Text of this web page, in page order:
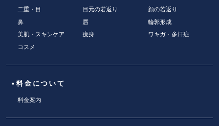
二重・目 目元の若返り
顔の若返り
鼻
唇
輪郭形成
美肌・スキンケア
痩身
ワキガ・多汗症
コスメ
料金について
料金案内